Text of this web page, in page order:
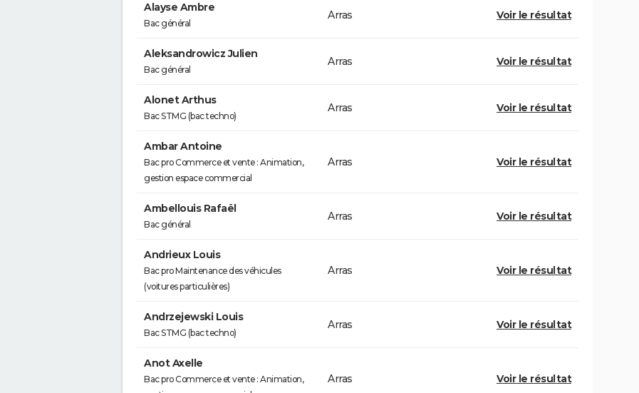
Alayse Ambre
Bac général
Arras Voir le résultat
Aleksandrowicz Julien
Bac général
Arras Voir le résultat
Alonet Arthus
Bac STMG (bac techno)
Arras Voir le résultat
Ambar Antoine
Bac pro Commerce et vente : Animation,
gestion espace commercial
Arras Voir le résultat
Ambellouis Rafaël
Bac général
Arras Voir le résultat
Andrieux Louis
Bac pro Maintenance des véhicules
(voitures particulières)
Arras Voir le résultat
Andrzejewski Louis
Bac STMG (bac techno)
Arras Voir le résultat
Anot Axelle
Bac pro Commerce et vente : Animation,
Arras Voir le résultat